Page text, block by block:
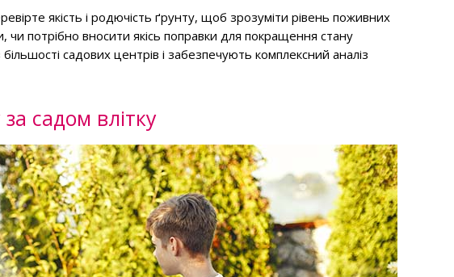
якість і родючість ґрунту, щоб зрозуміти рівень поживних
потрібно вносити якісь поправки для покращення стану
садових центрів і забезпечують комплексний аналіз
садом влітку